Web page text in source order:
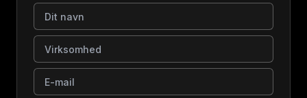
Dit navn
Virksomhed
E-mail